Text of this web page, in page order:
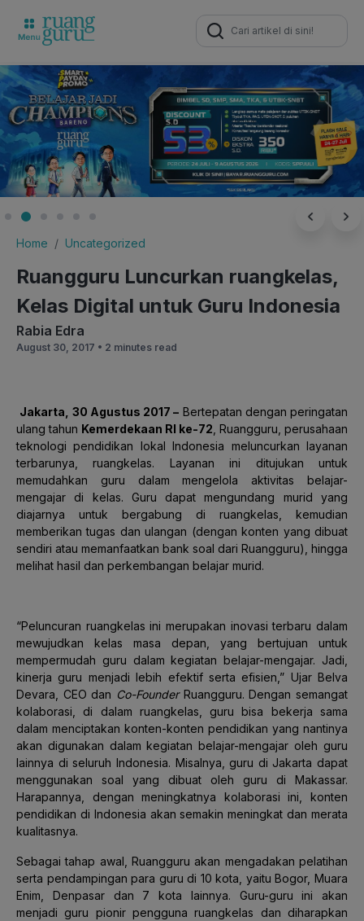
Search
for:
Home Uncategorized
Ruangguru Luncurkan ruangkelas,
Kelas Digital untuk Guru Indonesia
Rabia Edra
August 30, 2017 • 2 minutes read
Jakarta, 30 Agustus 2017 – Bertepatan dengan peringatan
ulang tahun Kemerdekaan RI ke-72 , Ruangguru, perusahaan
teknologi pendidikan lokal Indonesia meluncurkan layanan
terbarunya, ruangkelas. Layanan ini ditujukan untuk
memudahkan guru dalam mengelola aktivitas belajar-
mengajar di kelas. Guru dapat mengundang murid yang
diajarnya untuk bergabung di ruangkelas, kemudian
memberikan tugas dan ulangan (dengan konten yang dibuat
sendiri atau memanfaatkan bank soal dari Ruangguru), hingga
melihat hasil dan perkembangan belajar murid.
“Peluncuran ruangkelas ini merupakan inovasi terbaru dalam
mewujudkan kelas masa depan, yang bertujuan untuk
mempermudah guru dalam kegiatan belajar-mengajar. Jadi,
kinerja guru menjadi lebih efektif serta efisien,” Ujar Belva
Devara, CEO dan Co-FounderRuangguru. Dengan semangat
kolaborasi, di dalam ruangkelas, guru bisa bekerja sama
dalam menciptakan konten-konten pendidikan yang nantinya
akan digunakan dalam kegiatan belajar-mengajar oleh guru
lainnya di seluruh Indonesia. Misalnya, guru di Jakarta dapat
menggunakan soal yang dibuat oleh guru di Makassar.
Harapannya, dengan meningkatnya kolaborasi ini, konten
pendidikan di Indonesia akan semakin meningkat dan merata
kualitasnya.
Sebagai tahap awal, Ruangguru akan mengadakan pelatihan
serta pendampingan para guru di 10 kota, yaitu Bogor, Muara
Enim, Denpasar dan 7 kota lainnya. Guru-guru ini akan
menjadi guru pionir pengguna ruangkelas dan diharapkan